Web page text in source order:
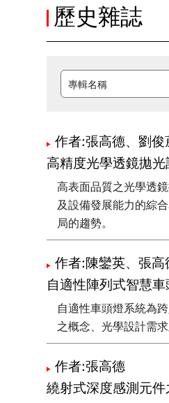
歷史雜誌
作者:張高德、劉俊
高精度光學透鏡拋
高表面品質之光學透
及設備發展能力的綜
局的趨勢。
作者:陳鑾英、張
自適性陣列式智慧
自適性車頭燈系統為
之概念、光學設計需
作者:張高德
繞射式深度感測元